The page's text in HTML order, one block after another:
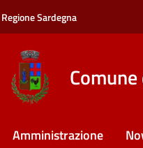
Regione Sardegna
Amministrazione